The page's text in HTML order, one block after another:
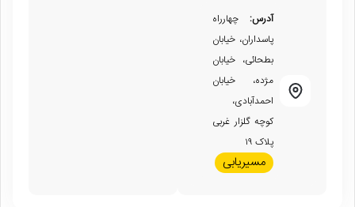
آدرس: چهارراه
پاسداران، خیابان
بطحائی، خیابان
مژده، خیابان
احمدآبادی،
کوچه گلزار غربی
پلاک ۱۹
مسیریابی